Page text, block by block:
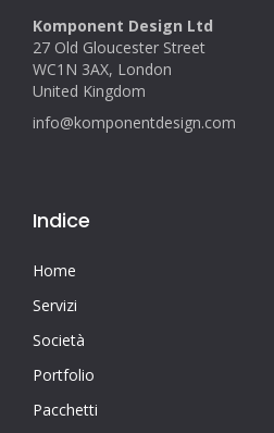
Komponent Design Ltd
27 Old Gloucester Street
WC1N 3AX, London
United Kingdom
info@komponentdesign.com
Indice
Home
Servizi
Società
Portfolio
Pacchetti